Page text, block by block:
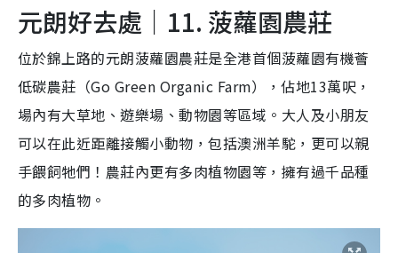
元朗好去處｜11. 菠蘿園農莊
位於錦上路的元朗菠蘿園農莊是全港首個菠蘿園有機薈
低碳農莊（Go Green Organic Farm），佔地13萬呎，
場內有大草地、遊樂場、動物園等區域。大人及小朋友
可以在此近距離接觸小動物，包括澳洲羊駝，更可以親
手餵飼牠們！農莊內更有多肉植物園等，擁有過千品種
的多肉植物。